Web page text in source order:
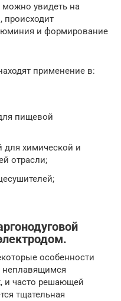
можно увидеть на
происходит
и формирование
применение в:
пищевой
для химической и
отрасли;
особенности
неплавящимся
и часто решающей
тщательная